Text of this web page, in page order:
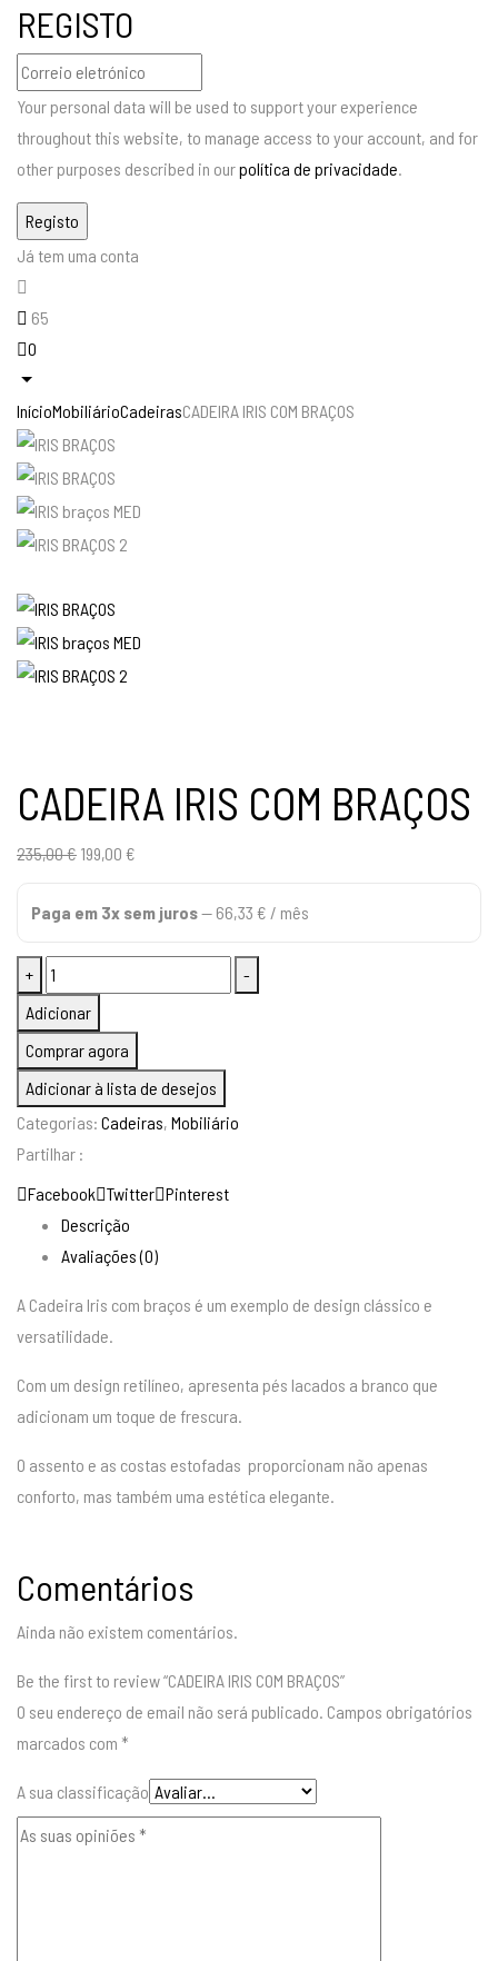
REGISTO
Your personal data will be used to support your experience
throughout this website, to manage access to your account, and for
other purposes described in ourpolítica de privacidade.
Já tem uma conta
65
0
InícioMobiliárioCadeirasCADEIRA IRIS COM BRAÇOS
CADEIRA IRIS COM BRAÇOS
235,00€ O
original
199,00 €
atual
Paga em 3x sem juros— 66,33 € / mês
+
Quantidade
de
CADEIRA
IRIS
COM
BRAÇOS
-
Adicionar
Comprar agora
Adicionar à lista de desejos
Categorias: Cadeiras, Mobiliário
Partilhar :
Facebook Twitter Pinterest
Descrição
Avaliações (0)
A Cadeira Iris com braços é um exemplo de design clássico e
versatilidade.
Com um design retilíneo, apresenta pés lacados a branco que
adicionam um toque de frescura.
O assento e as costas estofadas proporcionam não apenas
conforto, mas também uma estética elegante.
Comentários
Ainda não existem comentários.
Be the first to review “CADEIRA IRIS COM BRAÇOS”
O seu endereço de email não será publicado. Campos obrigatórios
marcados com *
A sua classificação